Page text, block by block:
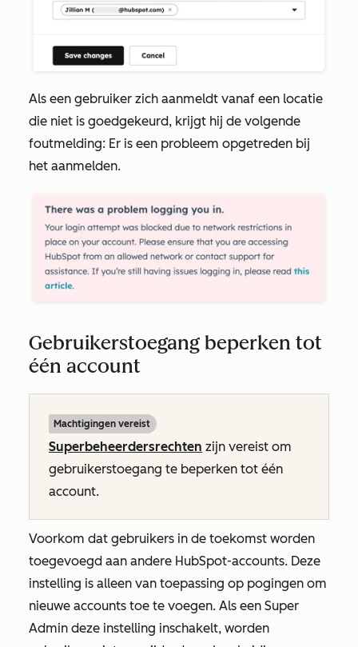
Als een gebruiker zich aanmeldt vanaf een locatie
die niet is goedgekeurd, krijgt hij de volgende
foutmelding: Er is een probleem opgetreden bij
het aanmelden.
Gebruikerstoegang beperken tot
één account
Machtigingen vereist
Superbeheerdersrechten zijn vereist om
gebruikerstoegang te beperken tot één
account.
Voorkom dat gebruikers in de toekomst worden
toegevoegd aan andere HubSpot-accounts. Deze
instelling is alleen van toepassing op pogingen om
nieuwe accounts toe te voegen. Als een Super
Admin deze instelling inschakelt, worden